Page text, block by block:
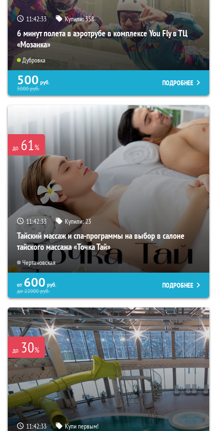
11:42:32 Купили:358
6 минут полета в аэротрубе в комплексе You Fly в ТЦ
«Мозаика»
Дубровка
500 руб.
5000руб.
ПОДРОБНЕЕ
до 61%
11:42:32 Купили:23
Тайский массаж и спа-программы на выбор в салоне
тайского массажа «Точка Тай»
Чертановская
от 600 руб.
до22000руб.
ПОДРОБНЕЕ
до 30%
11:42:32 Купи первым!